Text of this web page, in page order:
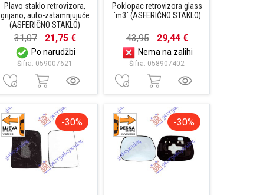
Plavo staklo retrovizora,
grijano, auto-zatamnjujuće
(ASFERIČNO STAKLO)
31,07 21,75 €
Po narudžbi
Šifra: 059007621
Poklopac retrovizora glass
`m3` (ASFERIČNO STAKLO)
43,95 29,44 €
Nema na zalihi
Šifra: 058907402
-30% -30%